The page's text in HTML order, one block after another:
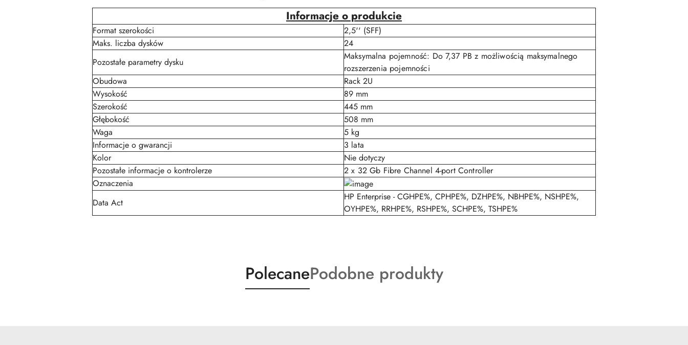
Informacje o produkcie
Format szerokości
2,5'' (SFF)
Maks. liczba dysków
24
Pozostałe parametry dysku
Maksymalna pojemność: Do 7,37 PB z możliwością maksymalnego
rozszerzenia pojemności
Obudowa
Rack 2U
Wysokość
89 mm
Szerokość
445 mm
Głębokość
508 mm
Waga
5 kg
Informacje o gwarancji
3 lata
Kolor
Nie dotyczy
Pozostałe informacje o kontrolerze
2 x 32 Gb Fibre Channel 4-port Controller
Oznaczenia
Data Act
HP Enterprise - CGHPE%, CPHPE%, DZHPE%, NBHPE%, NSHPE%,
OYHPE%, RRHPE%, RSHPE%, SCHPE%, TSHPE%
Produkty
o
PolecaneProdukty
o
Podobne produkty